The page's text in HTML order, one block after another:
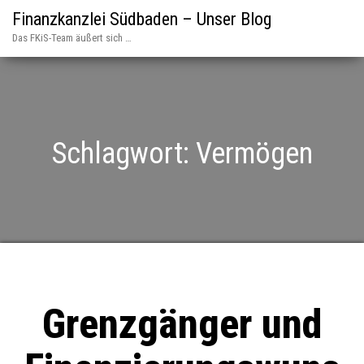
Finanzkanzlei Südbaden – Unser Blog
Das FKiS-Team äußert sich …
Schlagwort: Vermögen
Grenzgänger und